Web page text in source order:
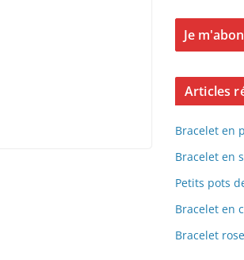
Articles
Bracelet en
Bracelet en
Petits pots
Bracelet en
Bracelet